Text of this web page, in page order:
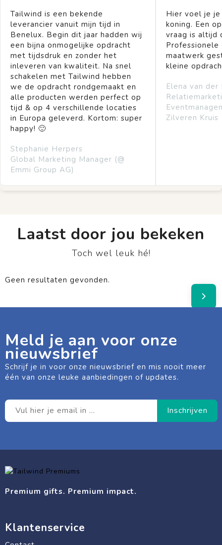
Tailwind is een bekende
leverancier vanuit mijn tijd in
Benelux. Begin dit jaar hadden wij
een bijna onmogelijke opdracht
met tijdsdruk en zonder het
inleveren van kwaliteit. Na snel
schakelen met Tailwind hebben
we de opdracht rondgemaakt en
alle producten werden perfect op
tijd & op 4 verschillende locaties
in Europa geleverd. Kortom: super
happy! 🙂
Stephanie Herpers
Global Marketing Manager (@
Emmi Group AG)
Hier voel je
koning. Een
vraag is altijd
Professionele
maatwerk
kleine
Elena van der
Zilveren Kruis
Laatst door jou bekeken
Toch wel leuk hé!
Geen resultaten gevonden.
Meld je aan voor onze
nieuwsbrief
Schrijf je in voor onze nieuwsbrief en mis nooit meer
één van onze leuke aanbiedingen of updates.
Premium gifts. Premium impact.
Klantenservice